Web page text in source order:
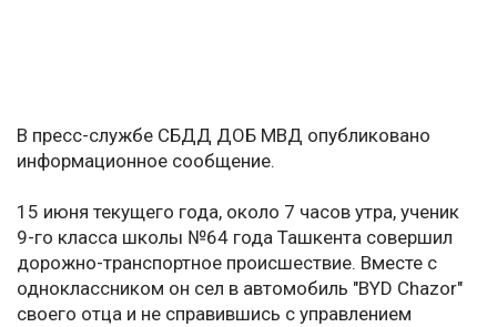
В пресс-службе СБДД ДОБ МВД опубликовано
информационное сообщение.
15 июня текущего года, около 7 часов утра, ученик
9-го класса школы №64 года Ташкента совершил
дорожно-транспортное происшествие. Вместе с
одноклассником он сел в автомобиль "BYD Chazor"
своего отца и не справившись с управлением